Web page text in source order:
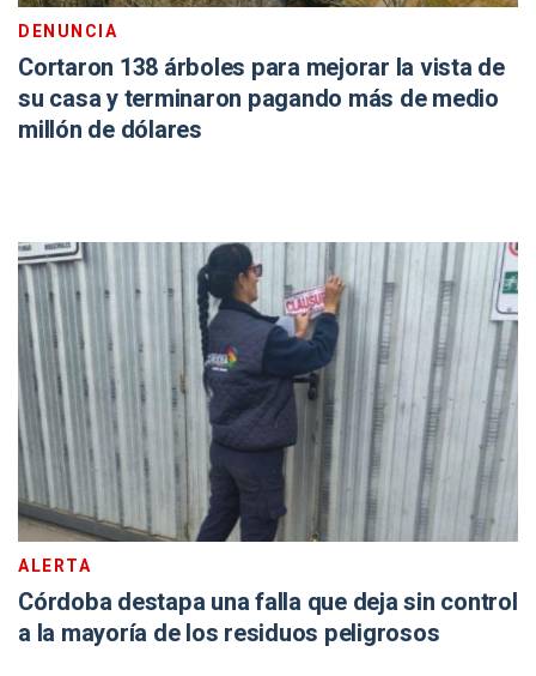
DENUNCIA
Cortaron 138 árboles para mejorar la vista de
su casa y terminaron pagando más de medio
millón de dólares
ALERTA
Córdoba destapa una falla que deja sin control
a la mayoría de los residuos peligrosos